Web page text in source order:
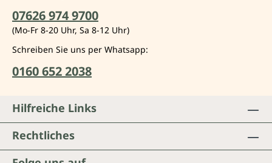
07626 974 9700
(Mo-Fr 8-20 Uhr, Sa 8-12 Uhr)
Schreiben Sie uns per Whatsapp:
0160 652 2038
Hilfreiche Links
Rechtliches